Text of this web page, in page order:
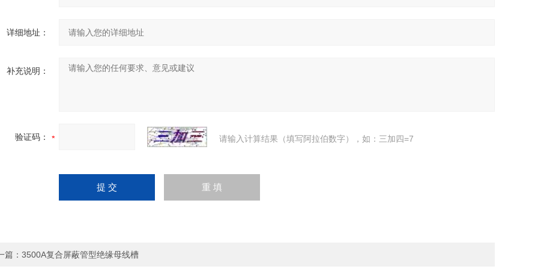
详细地址：
补充说明：
验证码： 请输入计算结果（填写阿拉伯数字），如：三加四=7
篇： 3500A复合屏蔽管型绝缘母线槽